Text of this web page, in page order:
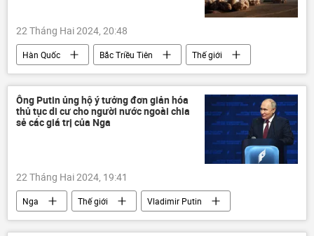
22 Tháng Hai 2024, 20:48
Hàn Quốc Bắc Triều Tiên
Thế giới
vũ khí hạt nhân
Quân sự
Hoa Kỳ
an ninh quốc phòng
Donald Trump
Ông Putin ủng hộ ý tưởng đơn giản hóa
thủ tục di cư cho người nước ngoài chia
sẻ các giá trị của Nga
22 Tháng Hai 2024, 19:41
Nga Thế giới
Vladimir Putin
Chính trị
ngoại giao
di cư